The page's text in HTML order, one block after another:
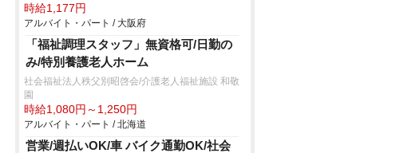
時給1,177円
アルバイト・パート / 大阪府
「福祉調理スタッフ」無資格可/日勤の
み/特別養護老人ホーム
社会福祉法人秩父別昭啓会/介護老人福祉施設 和敬
園
時給1,080円～1,250円
アルバイト・パート / 北海道
営業/週払いOK/車 バイク通勤OK/社会